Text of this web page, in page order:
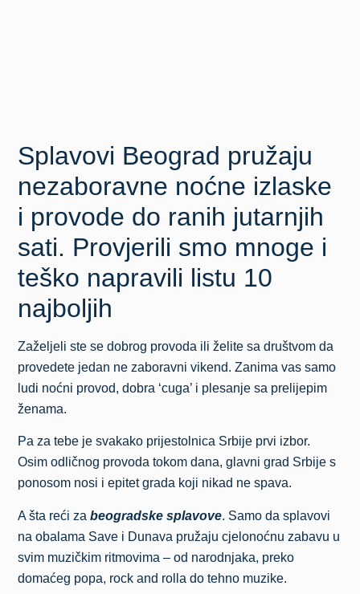
Splavovi Beograd pružaju
nezaboravne noćne izlaske
i provode do ranih jutarnjih
sati. Provjerili smo mnoge i
teško napravili listu 10
najboljih
Zaželjeli ste se dobrog provoda ili želite sa društvom da
provedete jedan ne zaboravni vikend. Zanima vas samo
ludi noćni provod, dobra ‘cuga’ i plesanje sa prelijepim
ženama.
Pa za tebe je svakako prijestolnica Srbije prvi izbor.
Osim odličnog provoda tokom dana, glavni grad Srbije s
ponosom nosi i epitet grada koji nikad ne spava.
A šta reći zabeogradske splavove. Samo da splavovi
na obalama Save i Dunava pružaju cjelonoćnu zabavu u
svim muzičkim ritmovima – od narodnjaka, preko
domaćeg popa, rock and rolla do tehno muzike.